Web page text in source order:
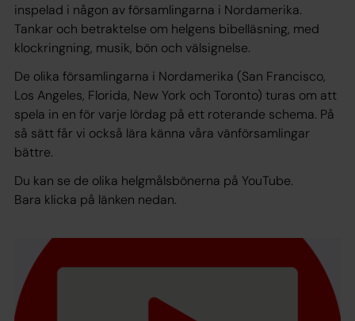
inspelad i någon av församlingarna i Nordamerika.
Tankar och betraktelse om helgens bibelläsning, med
klockringning, musik, bön och välsignelse.
De olika församlingarna i Nordamerika (San Francisco,
Los Angeles, Florida, New York och Toronto) turas om att
spela in en för varje lördag på ett roterande schema. På
så sätt får vi också lära känna våra vänförsamlingar
bättre.
Du kan se de olika helgmålsbönerna på YouTube.
Bara klicka på länken nedan.